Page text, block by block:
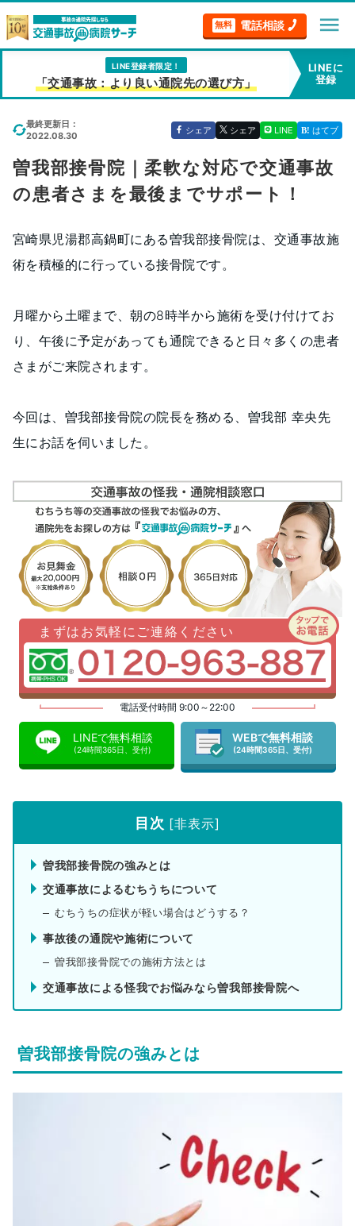
無料 電話相談 menu
LINE登録者限定！
「交通事故：より良い通院先の選び方」
LINEに
登録
最終更新日：
2022.08.30
シェア シェア LINE はてブ
曽我部接骨院｜柔軟な対応で交通事故
の患者さまを最後までサポート！
宮崎県児湯郡高鍋町にある曽我部接骨院は、交通事故施
術を積極的に行っている接骨院です。
月曜から土曜まで、朝の8時半から施術を受け付けてお
り、午後に予定があっても通院できると日々多くの患者
さまがご来院されます。
今回は、曽我部接骨院の院長を務める、曽我部 幸央先
生にお話を伺いました。
まずはお気軽にご連絡ください
電話受付時間 9:00～22:00
LINEで無料相談
(24時間365日、受付)
WEBで無料相談
(24時間365日、受付)
目次 [非表示]
曽我部接骨院の強みとは
交通事故によるむちうちについて
むちうちの症状が軽い場合はどうする？
事故後の通院や施術について
曽我部接骨院での施術方法とは
交通事故による怪我でお悩みなら曽我部接骨院へ
曽我部接骨院の強みとは